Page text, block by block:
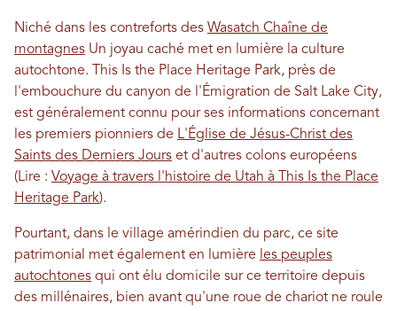
Niché dans les contreforts des Wasatch Chaîne de
montagnes Un joyau caché met en lumière la culture
autochtone. This Is the Place Heritage Park, près de
l'embouchure du canyon de l'Émigration de Salt Lake City,
est généralement connu pour ses informations concernant
les premiers pionniers de L'Église de Jésus-Christ des
Saints des Derniers Jours et d'autres colons européens
(Lire : Voyage à travers l'histoire de Utah à This Is the Place
Heritage Park).
Pourtant, dans le village amérindien du parc, ce site
patrimonial met également en lumière les peuples
autochtones qui ont élu domicile sur ce territoire depuis
des millénaires, bien avant qu'une roue de chariot ne roule